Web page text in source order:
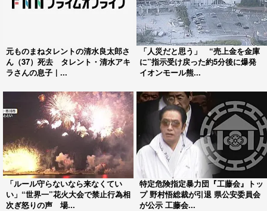
元ものまねタレントの清水良太郎さ
ん（37）死去 タレント・清水アキ
ラさんの息子｜...
「人災だと思う」 “売上金を金庫
に”指示受け戻った約5分後に爆発
イオンモール熊...
「ルール守らないなら来なくてい
い」“世界一”花火大会で禁止行為相
次ぎ怒りの声 場...
特定危険指定暴力団『工藤会』トッ
プ 野村悟総裁が引退 県公安委員会
が公示 工藤会...